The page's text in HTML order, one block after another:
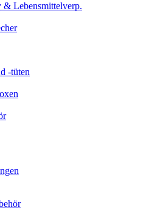
& Lebensmittelverp.
-tüten